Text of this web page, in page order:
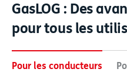
GasLOG : Des
pour tous les
Pour les conducteurs